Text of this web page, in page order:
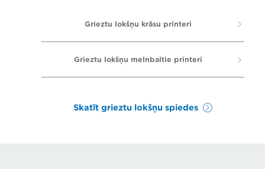
Grieztu lokšņu krāsu printeri
Grieztu lokšņu melnbaltie printeri
Skatīt grieztu lokšņu spiedes